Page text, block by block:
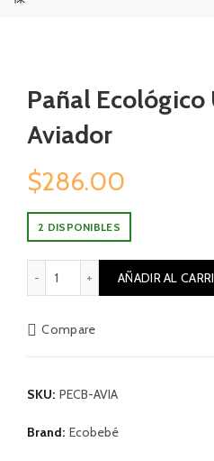
Pañal Ecológico
Aviador
$286.00
2 DISPONIBLES
Pañal Ecológico Unitalla |
AÑADIR AL
Compare
SKU: PECB-AVIA
Brand: Ecobebé